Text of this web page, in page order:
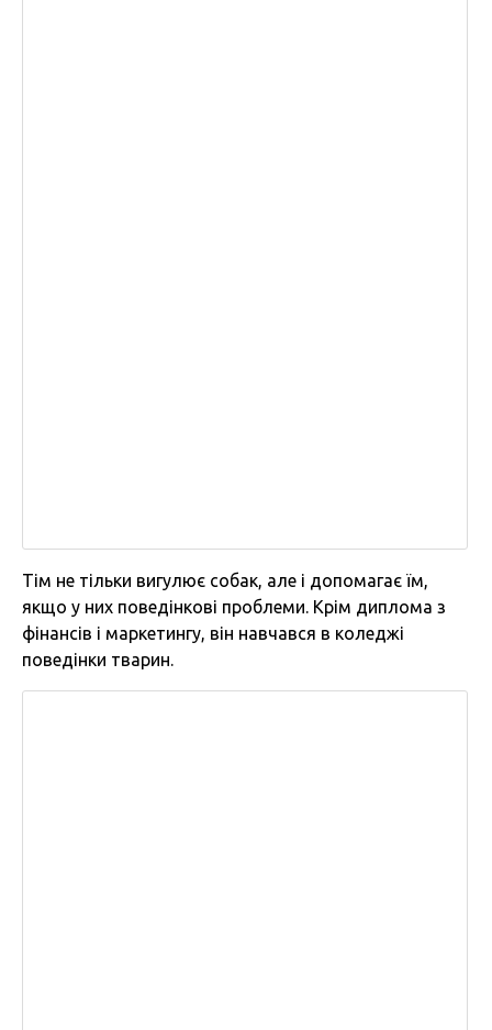
Тім не тільки вигулює собак, але і допомагає їм,
якщо у них поведінкові проблеми. Крім диплома з
фінансів і маркетингу, він навчався в коледжі
поведінки тварин.